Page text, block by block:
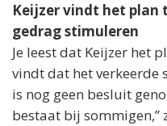
Keijzer vindt het plan
gedrag stimuleren
Je leest dat Keijzer het
vindt dat het verkeerde
is nog geen besluit
bestaat bij sommigen,”